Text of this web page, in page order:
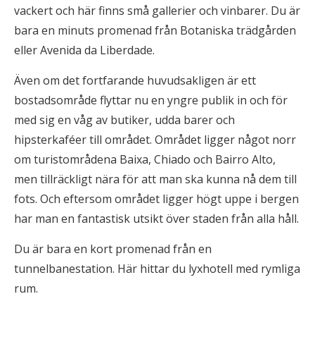
vackert och här finns små gallerier och vinbarer. Du är
bara en minuts promenad från Botaniska trädgården
eller Avenida da Liberdade.
Även om det fortfarande huvudsakligen är ett
bostadsområde flyttar nu en yngre publik in och för
med sig en våg av butiker, udda barer och
hipsterkaféer till området. Området ligger något norr
om turistområdena Baixa, Chiado och Bairro Alto,
men tillräckligt nära för att man ska kunna nå dem till
fots. Och eftersom området ligger högt uppe i bergen
har man en fantastisk utsikt över staden från alla håll.
Du är bara en kort promenad från en
tunnelbanestation. Här hittar du lyxhotell med rymliga
rum.